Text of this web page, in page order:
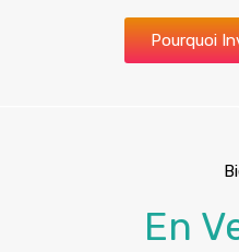
Pourquoi
En